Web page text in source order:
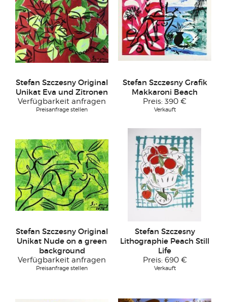
Stefan Szczesny Original
Unikat Eva und Zitronen
Verfügbarkeit anfragen
Preisanfrage stellen
Stefan Szczesny Grafik
Makkaroni Beach
Preis: 390 €
Verkauft
Stefan Szczesny Original
Unikat Nude on a green
background
Verfügbarkeit anfragen
Preisanfrage stellen
Stefan Szczesny
Lithographie Peach Still
Life
Preis: 690 €
Verkauft